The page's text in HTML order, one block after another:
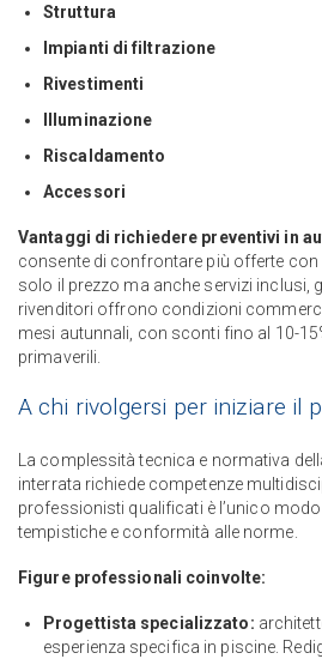
Struttura
Impianti di filtrazione
Rivestimenti
Illuminazione
Riscaldamento
Accessori
Vantaggi di richiedere preventivi in
consente di confrontare più offerte
solo il prezzo ma anche servizi inclusi,
rivenditori offrono condizioni
mesi autunnali, con sconti fino al 10-
primaverili.
A chi rivolgersi per iniziare il
La complessità tecnica e normativa
interrata richiede competenze
professionisti qualificati è l’unico
tempistiche e conformità alle norme.
Figure professionali coinvolte:
Progettista specializzato:
esperienza specifica in piscine.